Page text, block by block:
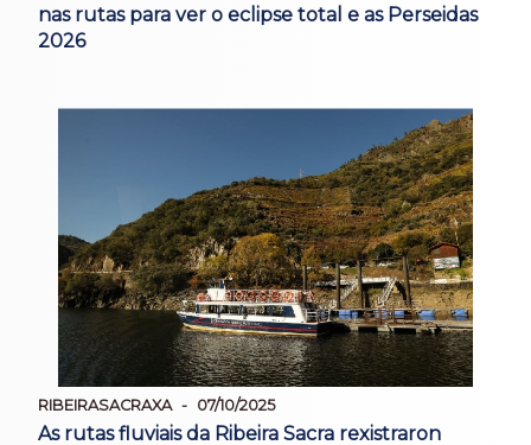
nas rutas para ver o eclipse total e as Perseidas
2026
RIBEIRASACRAXA 07/10/2025
As rutas fluviais da Ribeira Sacra rexistraron